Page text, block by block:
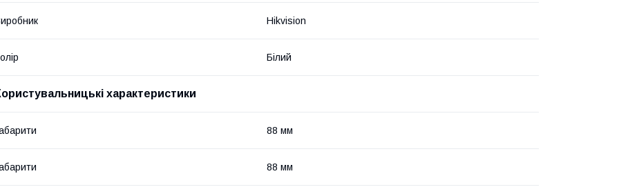
Hikvision
Білий
характеристики
88 мм
88 мм